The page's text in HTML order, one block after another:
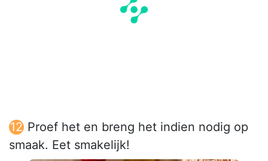
Proef het en breng het indien nodig op
smaak. Eet smakelijk!